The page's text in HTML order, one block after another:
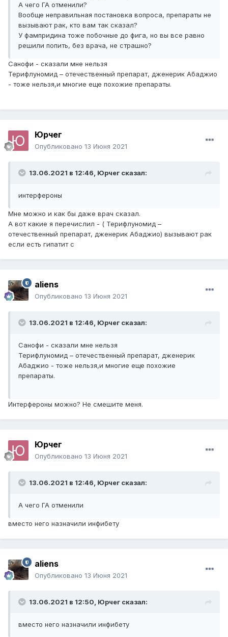
А чего ГА отменили?
Вообще неправильная постановка вопроса, препараты не
вызывают рак, кто вам так сказал?
У фампридина тоже побочные до фига, но вы все равно
решили попить, без врача, не страшно?
Санофи - сказали мне нельзя
Терифлуномид – отечественный препарат, дженерик Абаджио
- тоже нельзя,и многие еще похожие препараты.
Юрчег
Опубликовано 13 Июня 2021
13.06.2021 в 12:46, Юрчег сказал:
интерфероны
Мне можно и как бы даже врач сказал.
А вот какие я перечислил - ( Терифлуномид –
отечественный препарат, дженерик Абаджио) вызывают рак
если есть гипатит с
aliens
Опубликовано 13 Июня 2021
13.06.2021 в 12:46, Юрчег сказал:
Санофи - сказали мне нельзя
Терифлуномид – отечественный препарат, дженерик
Абаджио - тоже нельзя,и многие еще похожие
препараты.
Интерфероны можно? Не смешите меня.
Юрчег
Опубликовано 13 Июня 2021
13.06.2021 в 12:46, Юрчег сказал:
А чего ГА отменили
вместо него назначили инфибету
aliens
Опубликовано 13 Июня 2021
13.06.2021 в 12:50, Юрчег сказал:
вместо него назначили инфибету